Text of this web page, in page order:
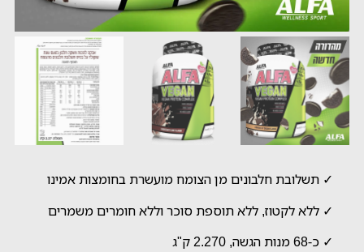
✓ תשלובת חלבונים מן הצומח מועשרת בחומצות אמינו
✓ ללא לקטוז, ללא תוספת סוכר וללא חומרים משמרים
✓ כ-68 מנות הגשה, 2.270 ק"ג